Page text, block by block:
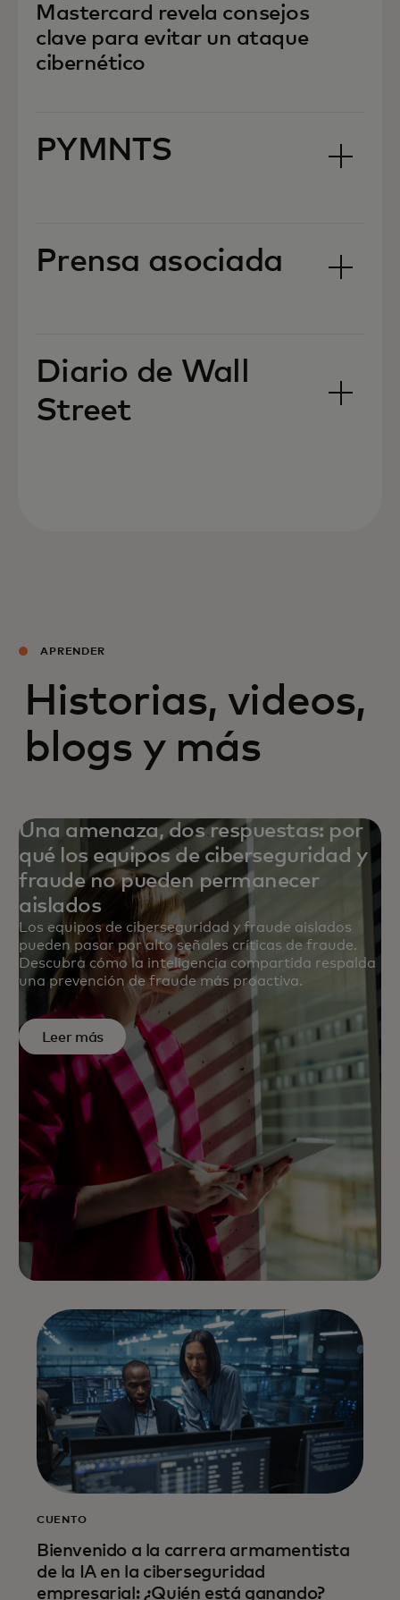
Mastercard revela consejos
clave para evitar un ataque
cibernético
PYMNTS
Prensa asociada
Diario de Wall
Street
APRENDER
Historias, videos,
blogs y más
Una amenaza, dos respuestas: por
qué los equipos de ciberseguridad y
fraude no pueden permanecer
aislados
Los equipos de ciberseguridad y fraude aislados
pueden pasar por alto señales críticas de fraude.
Descubra cómo la inteligencia compartida respalda
una prevención de fraude más proactiva.
Leer más
CUENTO
Bienvenido a la carrera armamentista
de la IA en la ciberseguridad
empresarial: ¿Quién está ganando?